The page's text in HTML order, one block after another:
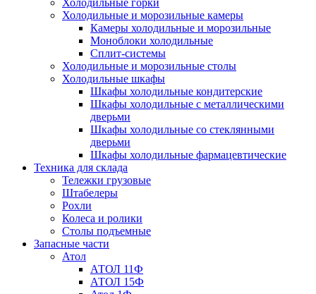
Холодильные и морозильные камеры
Камеры холодильные и морозильные
Моноблоки холодильные
Сплит-системы
Холодильные и морозильные столы
Холодильные шкафы
Шкафы холодильные кондитерские
Шкафы холодильные с металлическими
дверьми
Шкафы холодильные со стеклянными
дверьми
Шкафы холодильные фармацевтические
Техника для склада
Тележки грузовые
Штабелеры
Рохли
Колеса и ролики
Столы подъемные
Запасные части
Атол
АТОЛ 11Ф
АТОЛ 15Ф